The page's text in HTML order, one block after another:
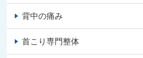
背中の痛み
首こり専門整体